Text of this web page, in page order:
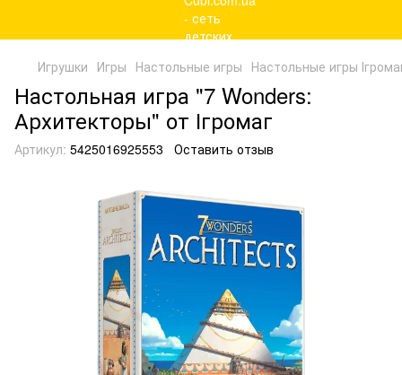
Игрушки Игры Настольные игры Настольные игры
Настольная игра "7 Wonders:
Архитекторы" от Ігромаг
Артикул: 5425016925553 Оставить отзыв